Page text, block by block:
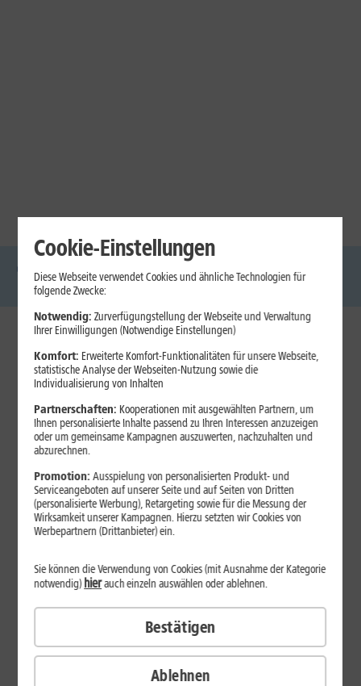
Glasfaser Internet Handys
Mobilfunk-
Laptops
1&1 Internet
Jetzt unterbrechungsfrei ins sehr gute Netz wechseln.
Ohne doppelte Kosten.*
ab 29,99
€/Monat*
Cookie-Einstellungen
Diese Webseite verwendet Cookies und ähnliche Technologien für
folgende Zwecke:
Notwendig: Zurverfügungstellung der Webseite und Verwaltung
Ihrer Einwilligungen (Notwendige Einstellungen)
Komfort: Erweiterte Komfort-Funktionalitäten für unsere Webseite,
statistische Analyse der Webseiten-Nutzung sowie die
Individualisierung von Inhalten
Partnerschaften: Kooperationen mit ausgewählten Partnern, um
Ihnen personalisierte Inhalte passend zu Ihren Interessen anzuzeigen
oder um gemeinsame Kampagnen auszuwerten, nachzuhalten und
abzurechnen.
Promotion:Ausspielung von personalisierten Produkt- und
Serviceangeboten auf unserer Seite und auf Seiten von Dritten
(personalisierte Werbung), Retargeting sowie für die Messung der
Wirksamkeit unserer Kampagnen. Hierzu setzten wir Cookies von
Werbepartnern (Drittanbieter) ein.
Ablehnen
Sie können die Verwendung von Cookies (mit Ausnahme der Kategorie
notwendig)hierauch einzeln auswählen oder ablehnen.
Bestätigen